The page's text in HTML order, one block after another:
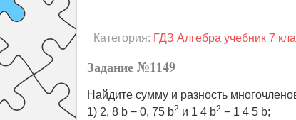
Категория: ГДЗ Алгебра учебник 7
Задание №1149
Найдите сумму и разность
1) 2, 8 b − 0, 75 b2 и 1 4 b2 − 1 4 5 b;